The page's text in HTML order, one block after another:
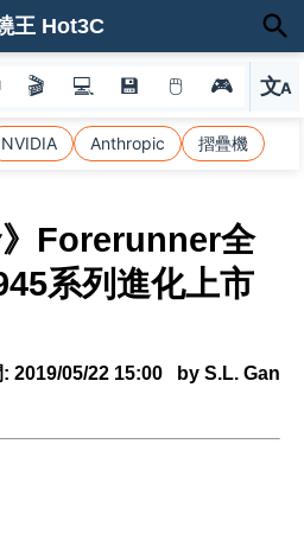
🎬 💻 💾 🖱 🎮 文A
選
NVIDIA Anthropic 摺疊機
王 Hot3C
Forerunner全
系列進化上市
: 2019/05/22 15:00 by S.L. Gan